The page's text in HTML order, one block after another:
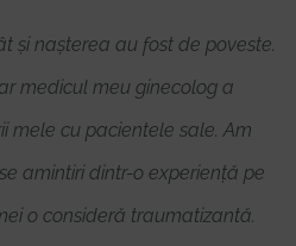
și nașterea au fost de poveste.
medicul meu ginecolog a
mele cu pacientele sale. Am
amintiri dintr-o experiență pe
o consideră traumatizantă.